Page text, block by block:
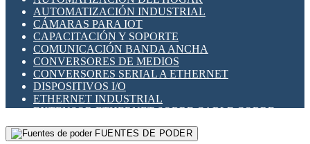
VARIACS
VARIADORES DE FRECUENCIA [VDF]
SECCIONADORES - INTERRUPTORES
MAQUINARIA
INTERRUPTORES REED
INTERFACES DE RELÉ
OTROS RELÉS
PROTECCIÓN TÉRMICA
RELÉS AUTOMOTRICES
RELÉS DE SEÑAL
RELÉS DE ESTADO SÓLIDO SSR
RELÉS INDUSTRIALES
RELÉS MINIATURA DE POTENCIA
SENSORES MAGNÉTICOS
AUTOMATIZACIÓN INDUSTRIAL
CÁMARAS PARA IOT
CAPACITACIÓN Y SOPORTE
COMUNICACIÓN BANDA ANCHA
CONVERSORES DE MEDIOS
CONVERSORES SERIAL A ETHERNET
DISPOSITIVOS I/O
ETHERNET INDUSTRIAL
EXTENSOR ETHERNET SOBRE CABLE COBRE
GATEWAY LORAWAN
GESTIÓN DE REDESFUENTES DE PODER